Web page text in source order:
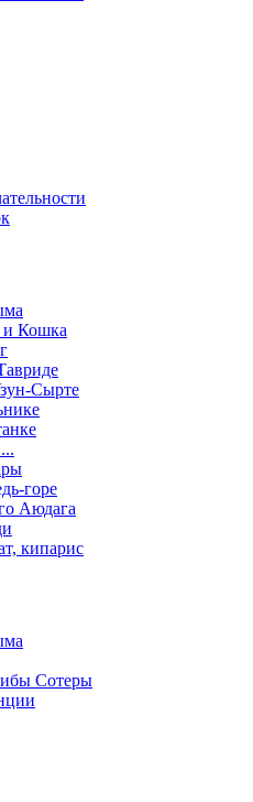
Кошка
Сырте
горе
Аюдага
кипарис
Сотеры